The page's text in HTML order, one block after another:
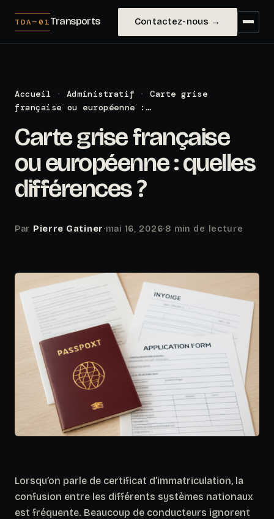
TDA—01Transports Contactez-nous →
Accueil · Administratif ·
Carte grise
française ou européenne :…
Carte grise française
ou européenne : quelles
différences ?
Par Pierre Gatiner·mai 16, 2026·8 min de lecture
Lorsqu’on parle de certificat d’immatriculation, la
confusion entre les différents systèmes nationaux
est fréquente. Beaucoup de conducteurs ignorent